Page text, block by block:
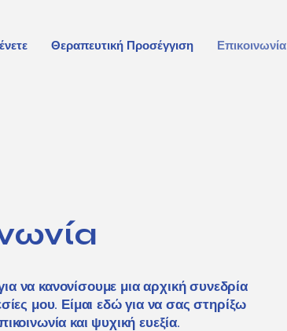
Θεραπευτική Προσέγγιση Επικοινωνία
να κανονίσουμε μια αρχική συνεδρία
μου. Είμαι εδώ για να σας στηρίξω
και ψυχική ευεξία.